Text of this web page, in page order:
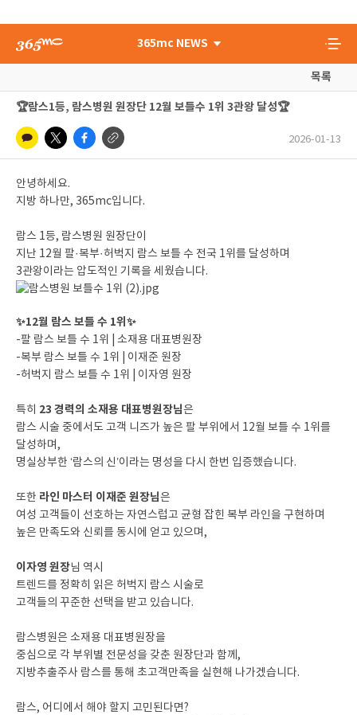
365mc NEWS
목록
🏆람스1등, 람스병원 원장단 12월 보틀수 1위 3관왕 달성🏆
2026-01-13
안녕하세요.
지방 하나만, 365mc입니다.
람스 1등, 람스병원 원장단이
지난 12월 팔·복부·허벅지 람스 보틀 수 전국 1위를 달성하며
3관왕이라는 압도적인 기록을 세웠습니다.
✨12월 람스 보틀 수 1위✨
-팔 람스 보틀 수 1위 | 소재용 대표병원장
-복부 람스 보틀 수 1위 | 이재준 원장
-허벅지 람스 보틀 수 1위 | 이자영 원장
특히 23 경력의 소재용 대표병원장님은
람스 시술 중에서도 고객 니즈가 높은 팔 부위에서 12월 보틀 수 1위를
달성하며,
명실상부한 ‘람스의 신’이라는 명성을 다시 한번 입증했습니다.
또한 라인 마스터 이재준 원장님은
여성 고객들이 선호하는 자연스럽고 균형 잡힌 복부 라인을 구현하며
높은 만족도와 신뢰를 동시에 얻고 있으며,
이자영 원장님 역시
트렌드를 정확히 읽은 허벅지 람스 시술로
고객들의 꾸준한 선택을 받고 있습니다.
람스병원은 소재용 대표병원장을
중심으로 각 부위별 전문성을 갖춘 원장단과 함께,
지방추출주사 람스를 통해 초고객만족을 실현해 나가겠습니다.
람스, 어디에서 해야 할지 고민된다면?